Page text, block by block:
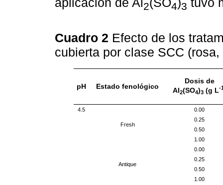
2 4 3
Cuadro 2 Efecto de los
cubierta por clase SCC
pH Estado fenológico
Dosis de
Al2(SO4)3(g L-
4.5
Fresh
0.00
0.25
0.50
1.00
Antique
0.00
0.25
0.50
1.00